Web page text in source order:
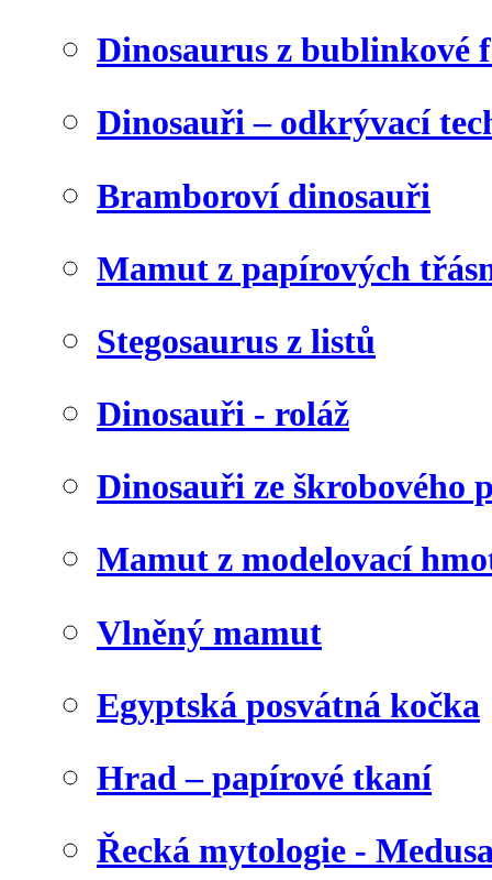
Dinosaurus z bublinkové
Dinosauři – odkrývací
Bramboroví dinosauři
Mamut z papírových
Stegosaurus z listů
Dinosauři - roláž
Dinosauři ze škrobového
Mamut z modelovací
Vlněný mamut
Egyptská posvátná kočka
Hrad – papírové tkaní
Řecká mytologie -